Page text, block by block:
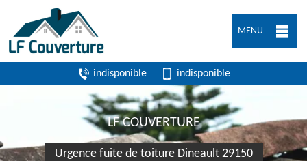
MENU
indisponible indisponible
LF COUVERTURE
Urgence fuite de toiture Dineault 29150